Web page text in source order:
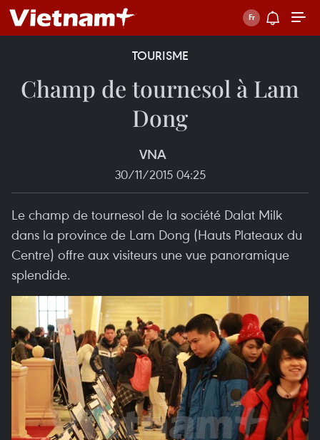
TOURISME
Champ de tournesol à Lam
Dong
VNA
30/11/2015 04:25
Le champ de tournesol de la société Dalat Milk
dans la province de Lam Dong (Hauts Plateaux du
Centre) offre aux visiteurs une vue panoramique
splendide.